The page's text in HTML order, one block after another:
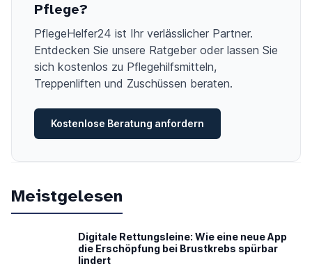
Pflege?
PflegeHelfer24 ist Ihr verlässlicher Partner.
Entdecken Sie unsere Ratgeber oder lassen Sie
sich kostenlos zu Pflegehilfsmitteln,
Treppenliften und Zuschüssen beraten.
Kostenlose Beratung anfordern
Meistgelesen
Digitale Rettungsleine: Wie eine neue App
die Erschöpfung bei Brustkrebs spürbar
lindert